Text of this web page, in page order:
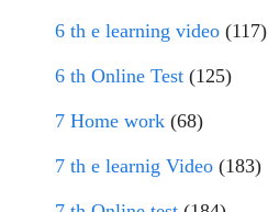
6 th e learning video (117)
6 th Online Test (125)
7 Home work (68)
7 th e learnig Video (183)